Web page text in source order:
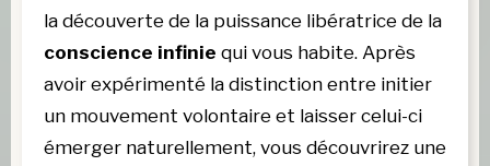
conscience infinie qui vous habite. Après
avoir expérimenté la distinction entre initier
un mouvement volontaire et laisser celui-ci
émerger naturellement, vous découvrirez une